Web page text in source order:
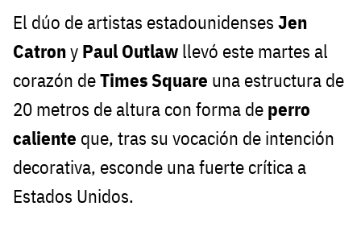
El dúo de artistas estadounidenses Jen
Catrony Paul Outlaw llevó este martes al
corazón deTimes Square una estructura de
20 metros de altura con forma de perro
caliente que, tras su vocación de intención
decorativa, esconde una fuerte crítica a
Estados Unidos.